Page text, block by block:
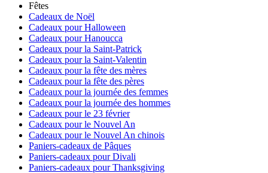
Fêtes
Cadeaux de Noël
Cadeaux pour Halloween
Cadeaux pour Hanoucca
Cadeaux pour la Saint-Patrick
Cadeaux pour la Saint-Valentin
Cadeaux pour la fête des mères
Cadeaux pour la fête des pères
Cadeaux pour la journée des femmes
Cadeaux pour la journée des hommes
Cadeaux pour le 23 février
Cadeaux pour le Nouvel An
Cadeaux pour le Nouvel An chinois
Paniers-cadeaux de Pâques
Paniers-cadeaux pour Divali
Paniers-cadeaux pour Thanksgiving